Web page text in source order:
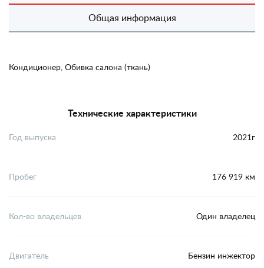
Общая информация
Кондиционер, Обивка салона (ткань)
Технические характеристики
Год выпуска 2021г
Пробег 176 919 км
Кол-во владельцев Один владелец
Двигатель Бензин инжектор